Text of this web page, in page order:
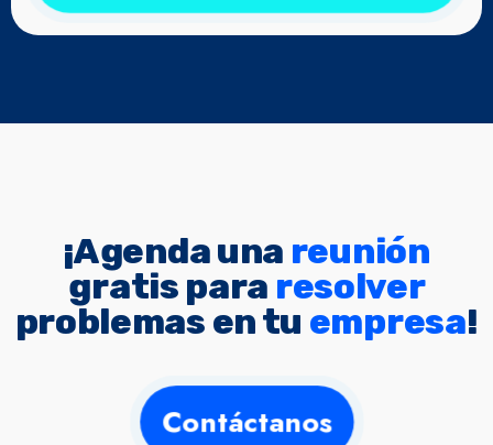
¡Agenda una reunión
gratis para resolver
problemas en tu empresa!
Contáctanos